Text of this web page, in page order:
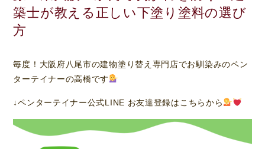
築士が教える正しい下塗り塗料の選び
方
毎度！大阪府八尾市の建物塗り替え専門店でお馴染みのペン
ターテイナーの高橋です
↓ペンターテイナー公式LINE お友達登録はこちらから